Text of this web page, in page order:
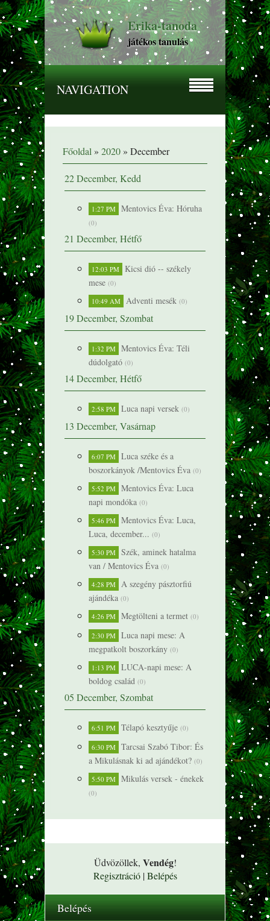
Erika-tanoda
játékos tanulás
NAVIGATION
Főoldal » 2020 » December
22 December, Kedd
1:27 PM Mentovics Éva: Hóruha
(0)
21 December, Hétfő
12:03 PM Kicsi dió -- székely
mese (0)
10:49 AM Adventi mesék (0)
19 December, Szombat
1:32 PM Mentovics Éva: Téli
dúdolgató (0)
14 December, Hétfő
2:58 PM Luca napi versek (0)
13 December, Vasárnap
6:07 PM Luca széke és a
boszorkányok /Mentovics Éva (0)
5:52 PM Mentovics Éva: Luca
napi mondóka (0)
5:46 PM Mentovics Éva: Luca,
Luca, december... (0)
5:30 PM Szék, aminek hatalma
van / Mentovics Éva (0)
4:28 PM A szegény pásztorfiú
ajándéka (0)
4:26 PM Megtölteni a termet (0)
2:30 PM Luca napi mese: A
megpatkolt boszorkány (0)
1:13 PM LUCA-napi mese: A
boldog család (0)
05 December, Szombat
6:51 PM Télapó kesztyűje (0)
6:30 PM Tarcsai Szabó Tibor: És
a Mikulásnak ki ad ajándékot? (0)
5:50 PM Mikulás versek - énekek
(0)
Üdvözöllek, Vendég!
Regisztráció|Belépés
Belépés